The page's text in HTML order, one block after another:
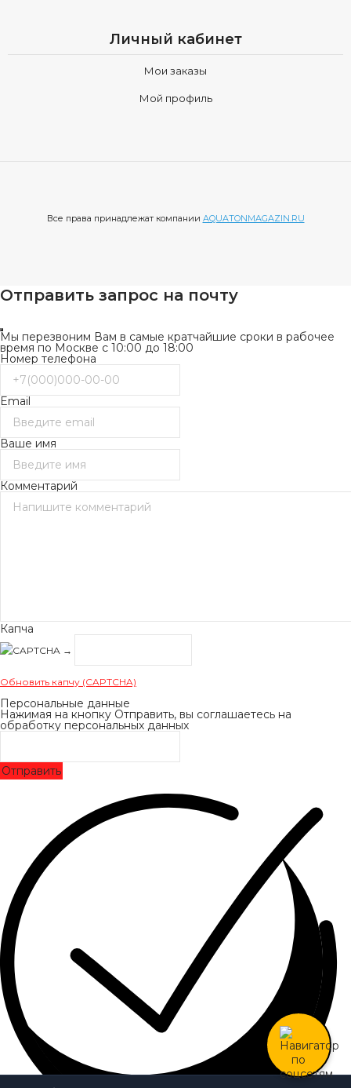
Личный кабинет
Мои заказы
Мой профиль
Все права принадлежат компании AQUATONMAGAZIN.RU
Отправить запрос на почту
Мы перезвоним Вам в самые кратчайшие сроки в рабочее
время по Москве с 10:00 до 18:00
Номер телефона
Email
Ваше имя
Комментарий
Капча
→
Обновить капчу (CAPTCHA)
Персональные данные
Нажимая на кнопку Отправить, вы соглашаетесь на
обработку персональных данных
Отправить